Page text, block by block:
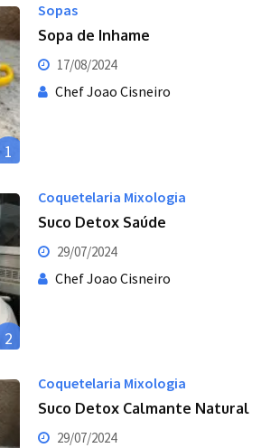
1
Sopas
Sopa de Inhame
17/08/2024
Chef Joao Cisneiro
2
Coquetelaria Mixologia
Suco Detox Saúde
29/07/2024
Chef Joao Cisneiro
Coquetelaria Mixologia
Suco Detox Calmante Natural
29/07/2024